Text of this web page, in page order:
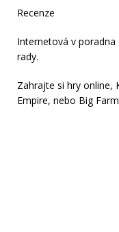
Recenze
Internetová v poradna
rady.
Zahrajte si hry online,
Empire, nebo Big Farm